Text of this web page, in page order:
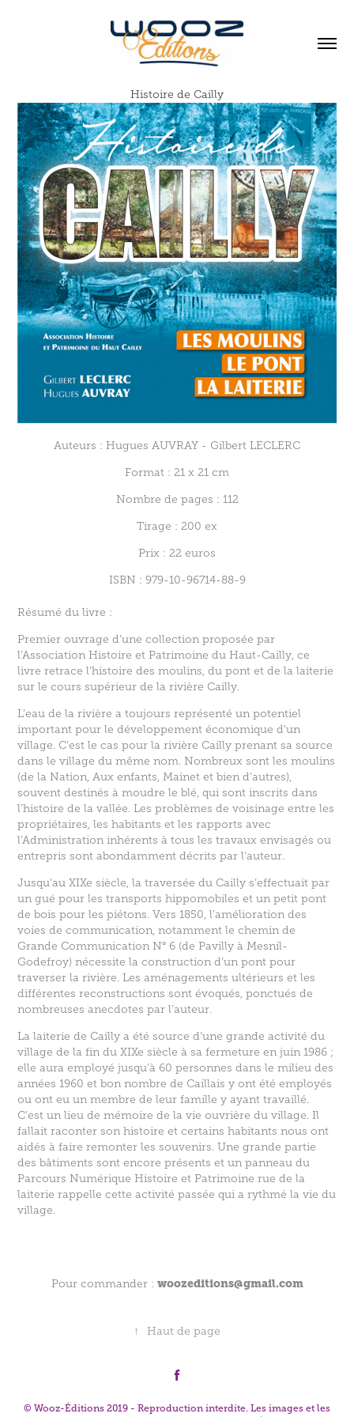
Histoire de Cailly
Auteurs : Hugues AUVRAY - Gilbert LECLERC
Format : 21 x 21 cm
Nombre de pages : 112
Tirage : 200 ex
Prix : 22 euros
ISBN : 979-10-96714-88-9
Résumé du livre :
Premier ouvrage d’une collection proposée par
l’Association Histoire et Patrimoine du Haut-Cailly, ce
livre retrace l’histoire des moulins, du pont et de la laiterie
sur le cours supérieur de la rivière Cailly.
L’eau de la rivière a toujours représenté un potentiel
important pour le développement économique d’un
village. C’est le cas pour la rivière Cailly prenant sa source
dans le village du même nom. Nombreux sont les moulins
(de la Nation, Aux enfants, Mainet et bien d’autres),
souvent destinés à moudre le blé, qui sont inscrits dans
l’histoire de la vallée. Les problèmes de voisinage entre les
propriétaires, les habitants et les rapports avec
l’Administration inhérents à tous les travaux envisagés ou
entrepris sont abondamment décrits par l’auteur.
Jusqu’au XIXe siècle, la traversée du Cailly s’effectuait par
un gué pour les transports hippomobiles et un petit pont
de bois pour les piétons. Vers 1850, l’amélioration des
voies de communication, notamment le chemin de
Grande Communication N° 6 (de Pavilly à Mesnil-
Godefroy) nécessite la construction d’un pont pour
traverser la rivière. Les aménagements ultérieurs et les
différentes reconstructions sont évoqués, ponctués de
nombreuses anecdotes par l’auteur.
La laiterie de Cailly a été source d’une grande activité du
village de la fin du XIXe siècle à sa fermeture en juin 1986 ;
elle aura employé jusqu’à 60 personnes dans le milieu des
années 1960 et bon nombre de Caillais y ont été employés
ou ont eu un membre de leur famille y ayant travaillé.
C’est un lieu de mémoire de la vie ouvrière du village. Il
fallait raconter son histoire et certains habitants nous ont
aidés à faire remonter les souvenirs. Une grande partie
des bâtiments sont encore présents et un panneau du
Parcours Numérique Histoire et Patrimoine rue de la
laiterie rappelle cette activité passée qui a rythmé la vie du
village.
Pour commander : woozeditions@gmail.com
↑ Haut de page
© Wooz-Éditions 2019 - Reproduction interdite. Les images et les